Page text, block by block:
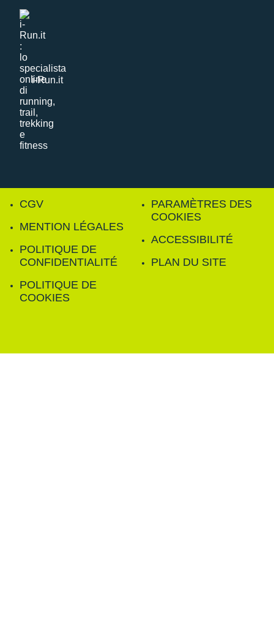
i-Run.it
CGV
MENTION LÉGALES
POLITIQUE DE
CONFIDENTIALITÉ
POLITIQUE DE
COOKIES
PARAMÈTRES DES
COOKIES
ACCESSIBILITÉ
PLAN DU SITE